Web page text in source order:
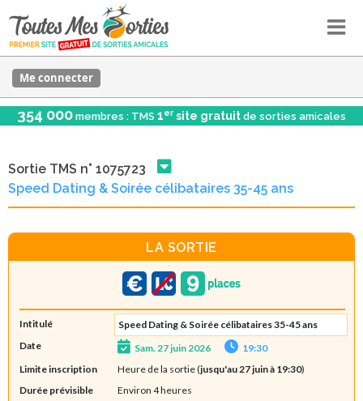
Me connecter
354 000 membres : TMS 1er site gratuit de sorties amicales
Sortie TMS n° 1075723
Speed Dating & Soirée célibataires 35-45 ans
LA SORTIE
Intitulé
Speed Dating & Soirée célibataires 35-45 ans
Date
Sam. 27 juin 2026
19:30
Limite inscription
Heure de la sortie (jusqu'au 27 juin à 19:30)
Durée prévisible
Environ 4 heures